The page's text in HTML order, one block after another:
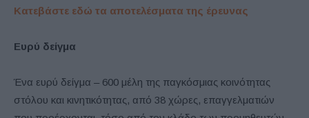
Κατεβάστε εδώ τα αποτελέσματα της έρευνας
Ευρύ δείγμα
Ένα ευρύ δείγμα – 600 μέλη της παγκόσμιας κοινότητας
στόλου και κινητικότητας, από 38 χώρες, επαγγελματιών